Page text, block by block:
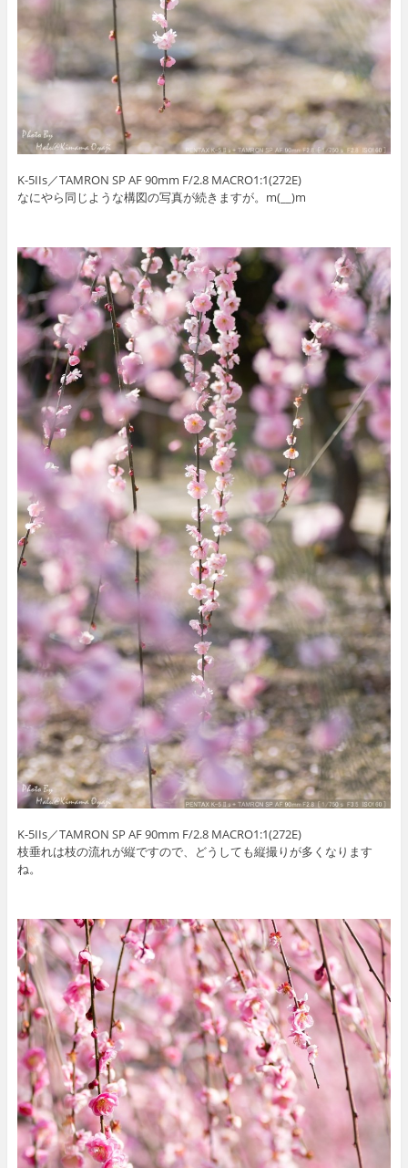
K-5IIs／TAMRON SP AF 90mm F/2.8 MACRO1:1(272E)
なにやら同じような構図の写真が続きますが。m(__)m
K-5IIs／TAMRON SP AF 90mm F/2.8 MACRO1:1(272E)
枝垂れは枝の流れが縦ですので、どうしても縦撮りが多くなります
ね。